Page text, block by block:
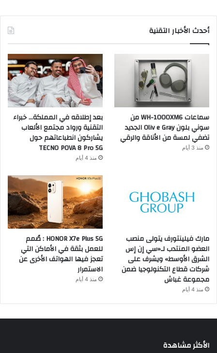
أحدث الأخبار التقنية
سماعات WH-1000XM6 من
سوني بلون Oliv e Gray الجديد
تضفي لمسة من الأناقة والرقي
منذ 3 أيام
بعد إطلاقه في المملكة… خبراء
التقنية ورواد مجتمع الألعاب
يشاركون انطباعاتهم حول
TECNO POVA 8 Pro 5G
منذ 4 أيام
مارك فيلينتورف يتولى منصب
العضو المنتدب لـ«سي إن إس
الشرق الأوسط» ويشرف على
شركات قطاع التكنولوجيا ضمن
مجموعة غباش
منذ 4 أيام
HONOR X7e Plus 5G : صُمم
للعمل بثقة في الأماكن التي
تعجز فيها الهواتف الأخرى عن
الاستمرار
منذ 4 أيام
الأكثر مشاهدة